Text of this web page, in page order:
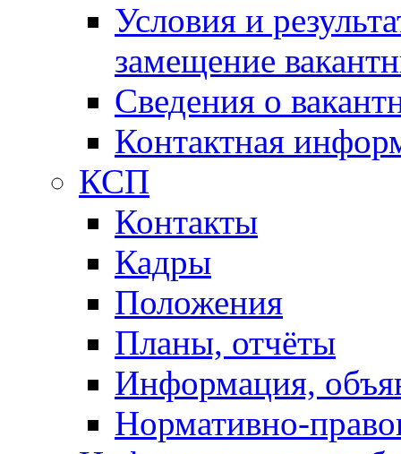
Условия и
замещение
Сведения о
Контактная
КСП
Контакты
Кадры
Положения
Планы, отчёты
Информация,
Нормативно-